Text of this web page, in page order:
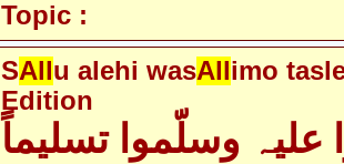
Topic :
SAllu alehi wasAllimo
Edition
علیہ وسلّموا تسلیماً